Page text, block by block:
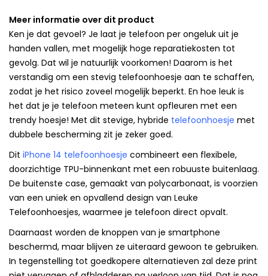
Meer informatie over dit product
Ken je dat gevoel? Je laat je telefoon per ongeluk uit je
handen vallen, met mogelijk hoge reparatiekosten tot
gevolg. Dat wil je natuurlijk voorkomen! Daarom is het
verstandig om een stevig telefoonhoesje aan te schaffen,
zodat je het risico zoveel mogelijk beperkt. En hoe leuk is
het dat je je telefoon meteen kunt opfleuren met een
trendy hoesje! Met dit stevige, hybride telefoonhoesje met
dubbele bescherming zit je zeker goed.
Dit iPhone 14 telefoonhoesje combineert een flexibele,
doorzichtige TPU-binnenkant met een robuuste buitenlaag.
De buitenste case, gemaakt van polycarbonaat, is voorzien
van een uniek en opvallend design van Leuke
Telefoonhoesjes, waarmee je telefoon direct opvalt.
Daarnaast worden de knoppen van je smartphone
beschermd, maar blijven ze uiteraard gewoon te gebruiken.
In tegenstelling tot goedkopere alternatieven zal deze print